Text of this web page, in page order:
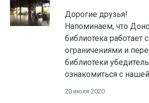
Дорогие друзья!
Напоминаем, что
библиотека работает
ограничениями и
библиотеки
ознакомиться с
20 июля 2020